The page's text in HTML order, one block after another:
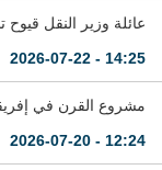
عائلة وزير النقل
14:25 - 2026-07-22
مشروع القرن في
12:24 - 2026-07-20